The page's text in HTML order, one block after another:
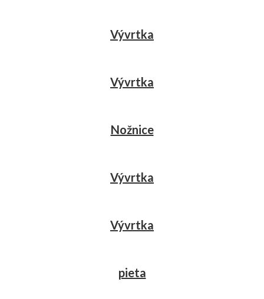
Vývrtka
Vývrtka
Nožnice
Vývrtka
Vývrtka
pieta